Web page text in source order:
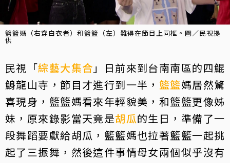
籃籃媽（右穿白衣者）和籃籃（左）難得在節目上同框。圖／民視提
供
民視「綜藝大集合 」日前來到台南南區的四鯤
鯓龍山寺，節目才進行到一半， 籃籃媽居然驚
喜現身，籃籃媽看來年輕貌美，和籃籃更像姊
妹，原來錄影當天竟是胡瓜的生日，準備了一
段舞蹈要獻給胡瓜，籃籃媽也拉著籃籃一起挑
起了三振舞，然後這件事情母女兩個似乎沒有